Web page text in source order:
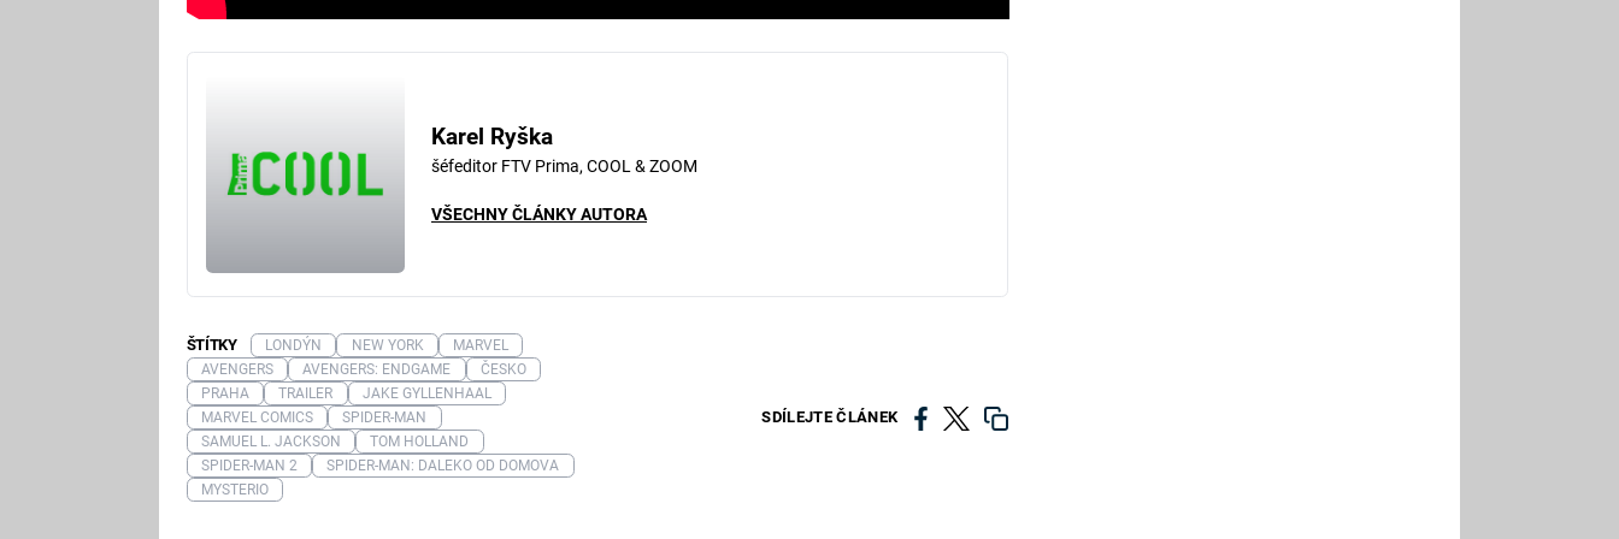
Karel Ryška
šéfeditor FTV Prima, COOL & ZOOM
VŠECHNY ČLÁNKY AUTORA
SDÍLEJTE ČLÁNEK
ŠTÍTKY LONDÝN NEW YORK
MARVEL
AVENGERS
AVENGERS: ENDGAME
ČESKO
PRAHA
TRAILER
JAKE GYLLENHAAL
MARVEL COMICS
SPIDER-MAN
SAMUEL L. JACKSON
TOM HOLLAND
SPIDER-MAN 2
SPIDER-MAN: DALEKO OD DOMOVA
MYSTERIO